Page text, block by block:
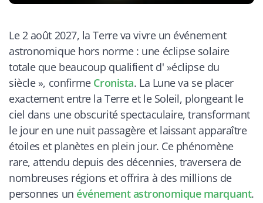
Le 2 août 2027, la Terre va vivre un événement
astronomique hors norme : une éclipse solaire
totale que beaucoup qualifient d' »éclipse du
siècle », confirme Cronista. La Lune va se placer
exactement entre la Terre et le Soleil, plongeant le
ciel dans une obscurité spectaculaire, transformant
le jour en une nuit passagère et laissant apparaître
étoiles et planètes en plein jour. Ce phénomène
rare, attendu depuis des décennies, traversera de
nombreuses régions et offrira à des millions de
personnes un événement astronomique marquant.